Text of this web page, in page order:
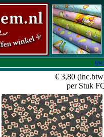
Uw
€ 3,80
per Stuk